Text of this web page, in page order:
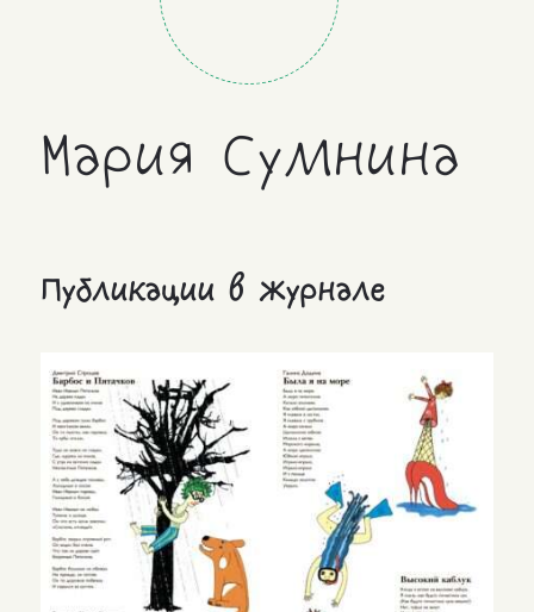
Мария Сумнина
Публикации в журнале